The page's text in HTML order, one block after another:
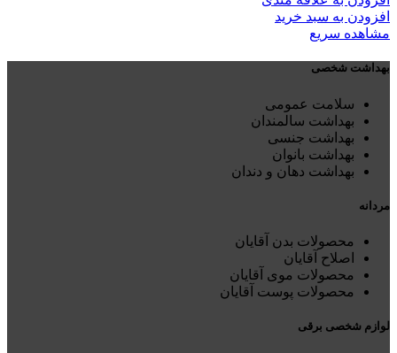
افزودن به سبد خرید
مشاهده سریع
بهداشت شخصی
سلامت عمومی
بهداشت سالمندان
بهداشت جنسی
بهداشت بانوان
بهداشت دهان و دندان
مردانه
محصولات بدن آقایان
اصلاح آقایان
محصولات موی آقایان
محصولات پوست آقایان
لوازم شخصی برقی